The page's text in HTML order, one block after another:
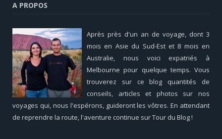
A PROPOS
Après près d'un an de voyage, dont 3
mois en Asie du Sud-Est et 8 mois en
Australie, nous voici expatriés à
Melbourne pour quelque temps. Vous
trouverez sur ce blog quantités de
conseils, articles et photos sur nos
voyages qui, nous l'espérons, guideront les vôtres. En attendant
de reprendre la route, l'aventure continue sur Tour du Blog !